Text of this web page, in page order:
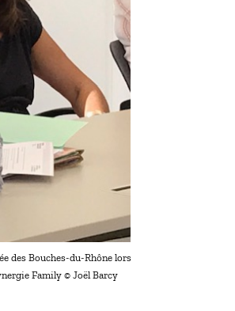
des Bouches-du-Rhône lors
Family © Joël Barcy